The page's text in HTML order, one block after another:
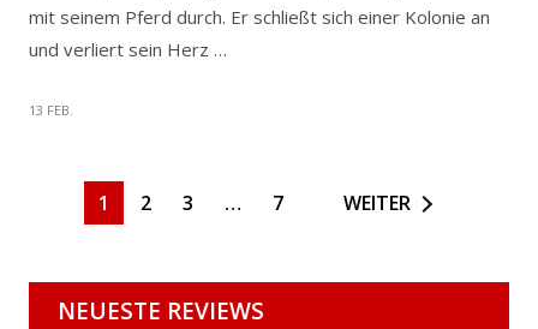
mit seinem Pferd durch. Er schließt sich einer Kolonie an
und verliert sein Herz …
13 FEB.
1 2 3 … 7 WEITER
NEUESTE REVIEWS